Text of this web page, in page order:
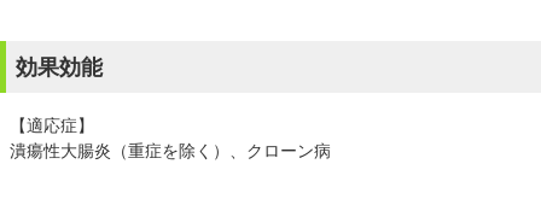
効果効能
【適応症】
潰瘍性大腸炎（重症を除く）、クローン病